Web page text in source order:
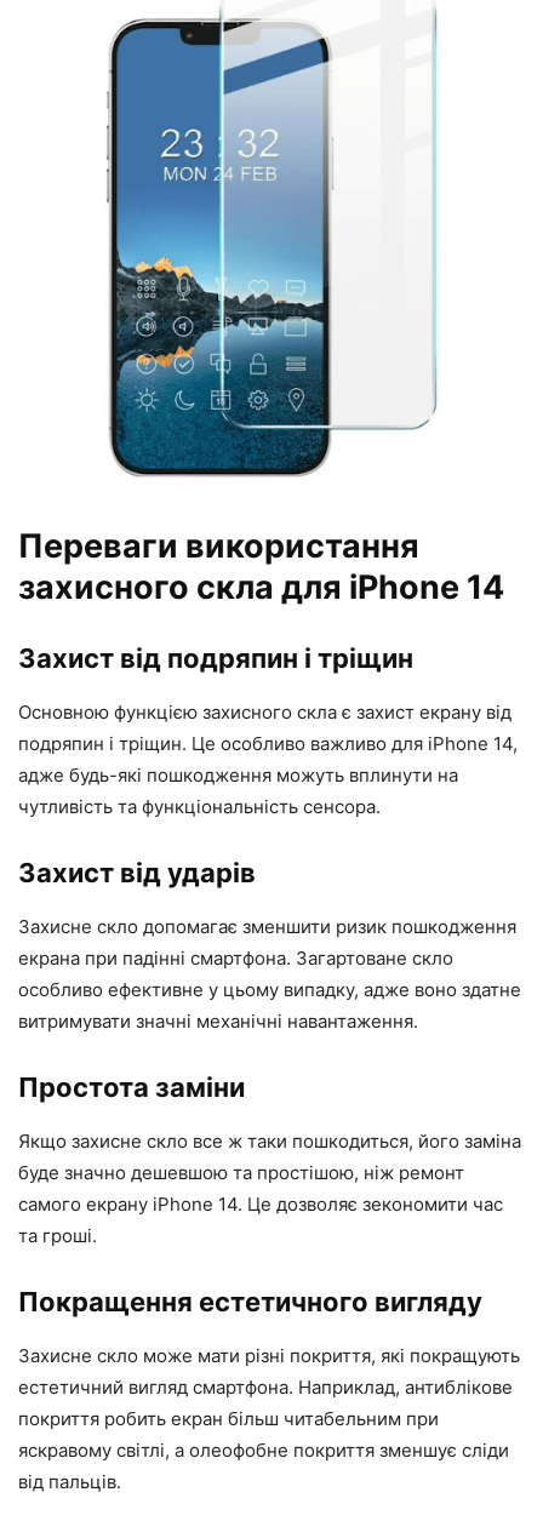
Переваги використання
захисного скла для iPhone 14
Захист від подряпин і тріщин
Основною функцією захисного скла є захист екрану від
подряпин і тріщин. Це особливо важливо для iPhone 14,
адже будь-які пошкодження можуть вплинути на
чутливість та функціональність сенсора.
Захист від ударів
Захисне скло допомагає зменшити ризик пошкодження
екрана при падінні смартфона. Загартоване скло
особливо ефективне у цьому випадку, адже воно здатне
витримувати значні механічні навантаження.
Простота заміни
Якщо захисне скло все ж таки пошкодиться, його заміна
буде значно дешевшою та простішою, ніж ремонт
самого екрану iPhone 14. Це дозволяє зекономити час
та гроші.
Покращення естетичного вигляду
Захисне скло може мати різні покриття, які покращують
естетичний вигляд смартфона. Наприклад, антиблікове
покриття робить екран більш читабельним при
яскравому світлі, а олеофобне покриття зменшує сліди
від пальців.